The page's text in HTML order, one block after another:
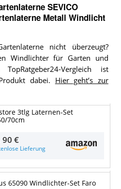
SEVICO
Metall Windlicht
nicht überzeugt?
Windlichter für Garten und
Vergleich ist
dabei. Hier geht’s zur
3tlg Laternen-Set
70cm
90 €
Lieferung
65090 Windlichter-Set Faro